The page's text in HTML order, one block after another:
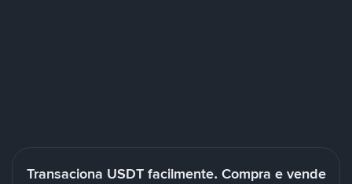
Transaciona USDT facilmente. Compra e vende